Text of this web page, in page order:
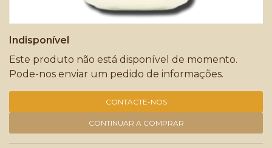
Indisponível
Este produto não está disponível de momento.
Pode-nos enviar um pedido de informações.
CONTACTE-NOS
CONTINUAR A COMPRAR